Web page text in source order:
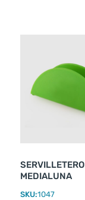
SERVILLETERO
MEDIALUNA
SKU:1047